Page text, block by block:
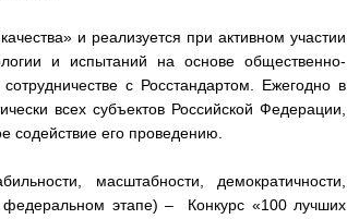
и реализуется при активном участии
и испытаний на основе общественно-
с Росстандартом. Ежегодно в
всех субъектов Российской Федерации,
содействие его проведению.
масштабности, демократичности,
федеральном этапе) – Конкурс «100 лучших